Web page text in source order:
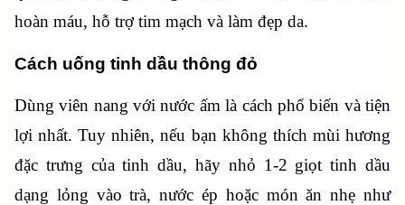
hoàn máu, hỗ trợ tim mạch và làm đẹp da.
Cách uống tinh dầu thông đỏ
Dùng viên nang với nước ấm là cách phổ biến và tiện
lợi nhất. Tuy nhiên, nếu bạn không thích mùi hương
đặc trưng của tinh dầu, hãy nhỏ 1-2 giọt tinh dầu
dạng lỏng vào trà, nước ép hoặc món ăn nhẹ như